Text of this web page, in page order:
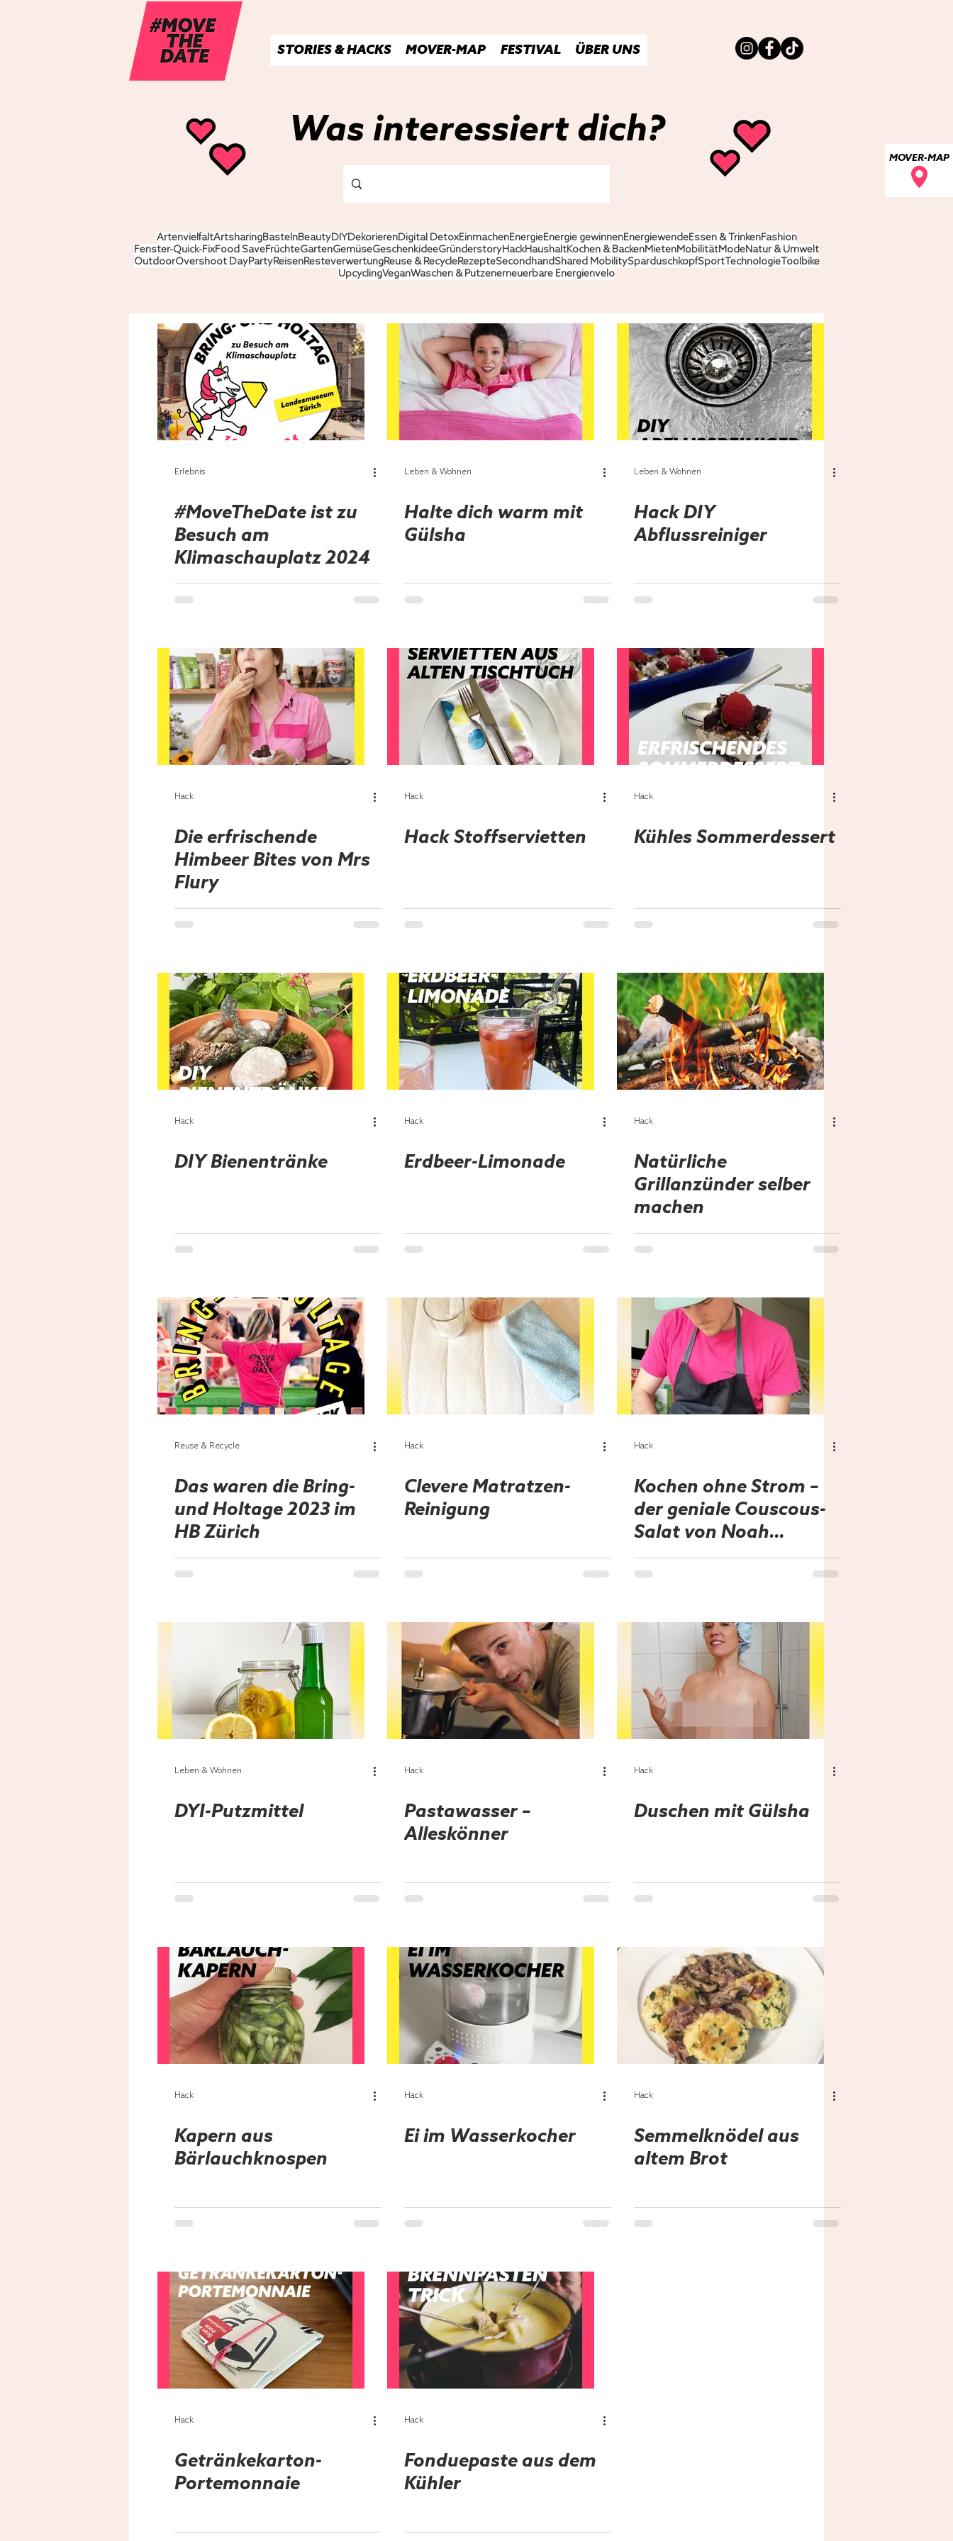
STORIES & HACKS MOVER-MAP FESTIVAL ÜBER UNS
MOVER-MAP
Was interessiert dich?
ArtenvielfaltArtsharingBastelnBeautyDIYDekorierenDigital DetoxEinmachenEnergieEnergie gewinnenEnergiewendeEssen & TrinkenFashion
Fenster-Quick-FixFood SaveFrüchteGartenGemüseGeschenkideeGründerstoryHackHaushaltKochen & BackenMietenMobilitätModeNatur & Umwelt
OutdoorOvershoot DayPartyReisenResteverwertungReuse & RecycleRezepteSecondhandShared MobilitySparduschkopfSportTechnologieToolbike
UpcyclingVeganWaschen & Putzenerneuerbare Energienvelo
Erlebnis
#MoveTheDate ist zu
Besuch am
Klimaschauplatz 2024
Leben & Wohnen
Halte dich warm mit
Gülsha
Leben & Wohnen
Hack DIY
Abflussreiniger
Hack
Die erfrischende
Himbeer Bites von Mrs
Flury
Hack
Hack Stoffservietten
Hack
Kühles Sommerdessert
Hack
DIY Bienentränke
Hack
Erdbeer-Limonade
Hack
Natürliche
Grillanzünder selber
machen
Reuse & Recycle
Das waren die Bring-
und Holtage 2023 im
HB Zürich
Hack
Clevere Matratzen-
Reinigung
Hack
Kochen ohne Strom –
der geniale Couscous-
Salat von Noah
Bachofen
Leben & Wohnen
DYI-Putzmittel
Hack
Pastawasser –
Alleskönner
Hack
Duschen mit Gülsha
Hack
Kapern aus
Bärlauchknospen
Hack
Ei im Wasserkocher
Hack
Semmelknödel aus
altem Brot
Hack
Getränkekarton-
Portemonnaie
Hack
Fonduepaste aus dem
Kühler